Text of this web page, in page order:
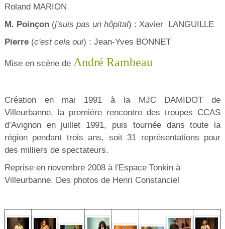
Roland MARION
M. Poinçon(j'suis pas un hôpital) : Xavier LANGUILLE
Pierre(c'est cela oui) : Jean-Yves BONNET
Mise en scène de André Rambeau
Création en mai 1991 à la MJC DAMIDOT de
Villeurbanne, la première rencontre des troupes CCAS
d’Avignon en juillet 1991, puis tournée dans toute la
région pendant trois ans, soit 31 représentations pour
des milliers de spectateurs.
Reprise en novembre 2008 à l'Espace Tonkin à
Villeurbanne. Des photos de Henri Constanciel